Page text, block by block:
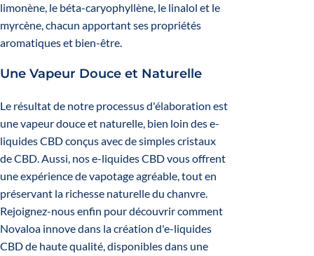
limonène, le béta-caryophyllène, le linalol et le
myrcène, chacun apportant ses propriétés
aromatiques et bien-être.
Une Vapeur Douce et Naturelle
Le résultat de notre processus d'élaboration est
une vapeur douce et naturelle, bien loin des e-
liquides CBD conçus avec de simples cristaux
de CBD. Aussi, nos e-liquides CBD vous offrent
une expérience de vapotage agréable, tout en
préservant la richesse naturelle du chanvre.
Rejoignez-nous enfin pour découvrir comment
Novaloa innove dans la création d'e-liquides
CBD de haute qualité, disponibles dans une